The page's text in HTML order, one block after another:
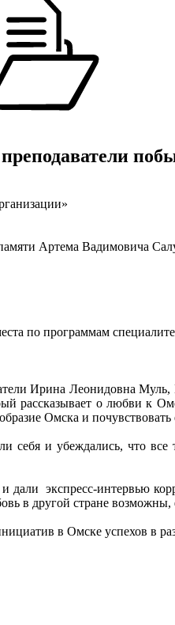
Артема Вадимовича
по программам
Ирина Леонидовна
рассказывает о любви к
Омска и
себя и убеждались, что
дали экспресс-интервью
в другой стране
в Омске успехов в